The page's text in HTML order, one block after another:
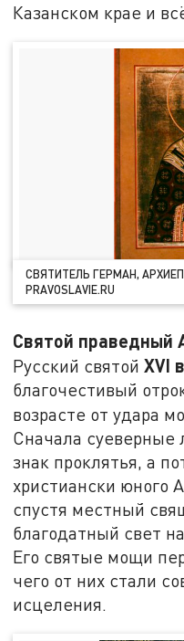
Казанском крае и
СВЯТИТЕЛЬ ГЕРМАН,
PRAVOSLAVIE.RU
Святой праведный
Русский святойXVI
благочестивый
возрасте от удара
Сначала суеверные
знак проклятья, а
христиански юного
спустя местный
благодатный свет
Его святые мощи
чего от них стали
исцеления.